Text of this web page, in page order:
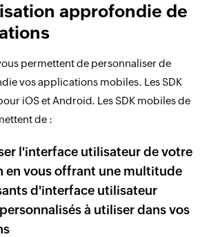
approfondie de
permettent de personnaliser de
vos applications mobiles. Les SDK
iOS et Android. Les SDK mobiles de
de :
l'interface utilisateur de votre
en vous offrant une multitude
d'interface utilisateur
à utiliser dans vos